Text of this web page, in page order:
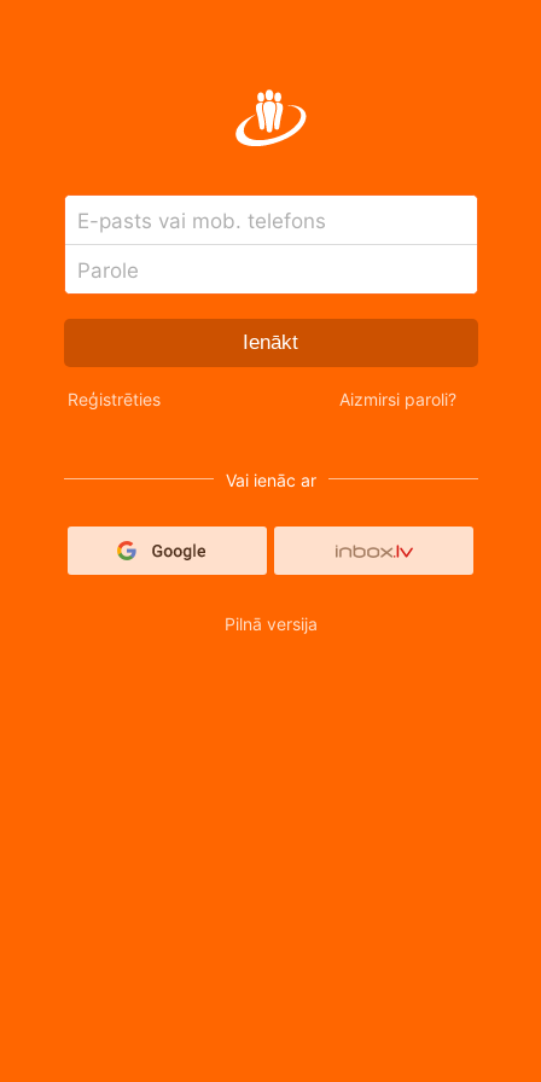
E-pasts vai mob. telefons
Parole
Ienākt
Reģistrēties Aizmirsi paroli?
Vai ienāc ar
Pilnā versija